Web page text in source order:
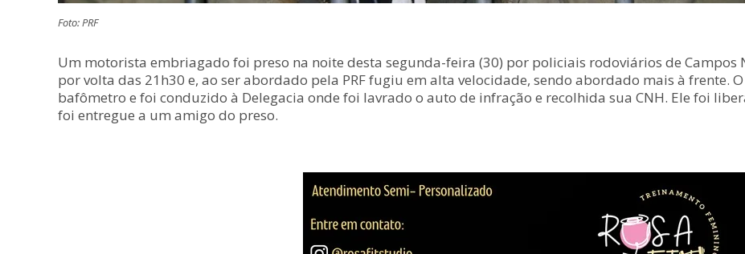
Foto: PRF
Um motorista embriagado foi preso na noite desta segunda-feira (30) por policiais rodoviários de Campos
por volta das 21h30 e, ao ser abordado pela PRF fugiu em alta velocidade, sendo abordado mais à frente.
bafômetro e foi conduzido à Delegacia onde foi lavrado o auto de infração e recolhida sua CNH. Ele foi
foi entregue a um amigo do preso.